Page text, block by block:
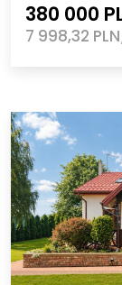
380 000
7 998,32